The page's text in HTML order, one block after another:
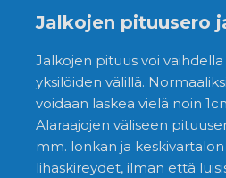
Jalkojen pituusero
Jalkojen pituus voi
yksilöiden välillä.
voidaan laskea vielä noin
Alaraajojen väliseen
mm. lonkan ja
lihaskireydet, ilman että